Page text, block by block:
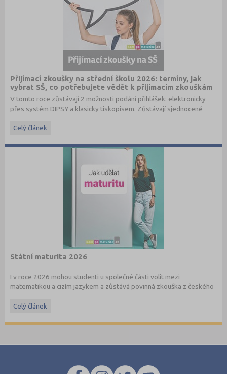
Přijímací zkoušky na střední školu 2026: termíny, jak
vybrat SŠ, co potřebujete vědět k přijímacím zkouškám
V tomto roce zůstávají 2 možnosti podání přihlášek: elektronicky
přes systém DIPSY a klasicky tiskopisem. Zůstávají sjednocené
zkoušky. Stále je možné podat až 3 přihlášky pro maturitní obory
zkouškou v 1. a 2. kole. V systému DIPSY jsou k dispozici informace
o počtech uchazečů a přihlášek v minulém roce, tyto informace
www.StredniSkoly.com
spolu s šancemi u maturitní zkoušky. Přihlášku podávají i zájemci o
studium v nematuritním oboru.
Celý článek
Státní maturita 2026
I v roce 2026 mohou studenti u společné části volit mezi
matematikou a cizím jazykem a zůstává povinná zkouška z českého
informacemi.
Celý článek